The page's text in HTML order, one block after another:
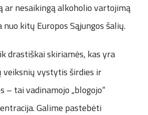
ar nesaikingą alkoholio vartojimą
kitų Europos Sąjungos šalių.
drastiškai skiriamės, kas yra
veiksnių vystytis širdies ir
– tai vadinamojo „blogojo“
Galime pastebėti